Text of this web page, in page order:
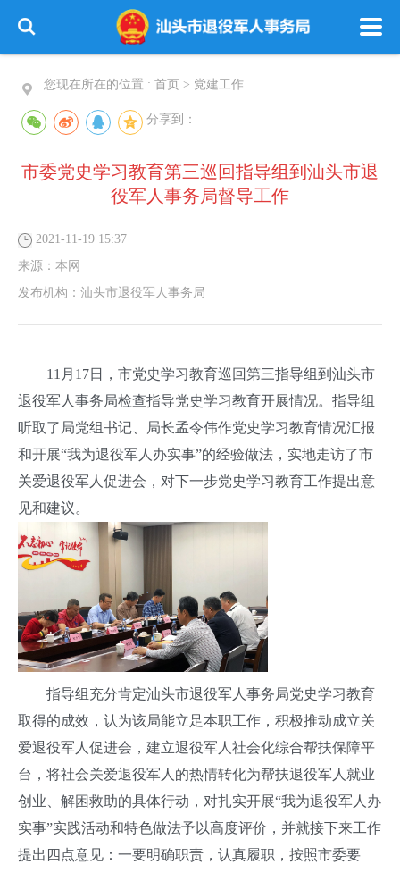
您现在所在的位置 : 首页 > 党建工作
分享到：
市委党史学习教育第三巡回指导组到汕头市退
役军人事务局督导工作
2021-11-19 15:37
来源： 本网
发布机构： 汕头市退役军人事务局
11月17日，市党史学习教育巡回第三指导组到汕头市
退役军人事务局检查指导党史学习教育开展情况。 指导组
听取了局党组书记、局长孟令伟作党史学习教育情况汇报
和开展“我为退役军人办实事”的经验做法，实地走访了市
关爱退役军人促进会，对下一步党史学习教育工作提出意
见和建议。
指导组充分肯定汕头市退役军人事务局党史学习教育
取得的成效，认为该局能立足本职工作，积极推动成立关
爱退役军人促进会，建立退役军人社会化综合帮扶保障平
台，将社会关爱退役军人的热情转化为帮扶退役军人就业
创业、解困救助的具体行动，对扎实开展“我为退役军人办
实事”实践活动和特色做法予以高度评价，并就接下来工作
提出四点意见： 一要明确职责，认真履职，按照市委要